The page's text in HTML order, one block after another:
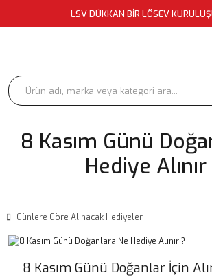
LSV DÜKKAN BİR LÖSEV
8 Kasım Günü
Hediye Alınır
Günlere Göre Alınacak Hediyeler
8 Kasım Günü Doğanlar İçin